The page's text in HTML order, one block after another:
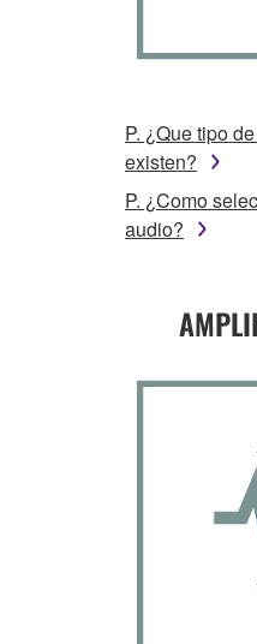
P. ¿Que tipo
existen?
P. ¿Como
audio?